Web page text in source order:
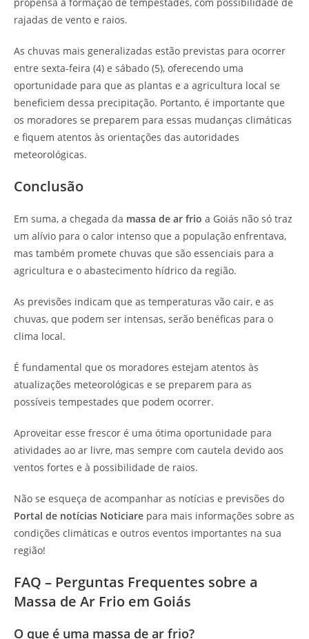
rajadas de vento e raios.
As chuvas mais generalizadas estão previstas para ocorrer
entre sexta-feira (4) e sábado (5), oferecendo uma
oportunidade para que as plantas e a agricultura local se
beneficiem dessa precipitação. Portanto, é importante que
os moradores se preparem para essas mudanças climáticas
e fiquem atentos às orientações das autoridades
meteorológicas.
Conclusão
Em suma, a chegada da massa de ar frio a Goiás não só traz
um alívio para o calor intenso que a população enfrentava,
mas também promete chuvas que são essenciais para a
agricultura e o abastecimento hídrico da região.
As previsões indicam que as temperaturas vão cair, e as
chuvas, que podem ser intensas, serão benéficas para o
clima local.
É fundamental que os moradores estejam atentos às
atualizações meteorológicas e se preparem para as
possíveis tempestades que podem ocorrer.
Aproveitar esse frescor é uma ótima oportunidade para
atividades ao ar livre, mas sempre com cautela devido aos
ventos fortes e à possibilidade de raios.
Não se esqueça de acompanhar as notícias e previsões do
Portal de notícias Noticiare para mais informações sobre as
condições climáticas e outros eventos importantes na sua
região!
FAQ – Perguntas Frequentes sobre a
Massa de Ar Frio em Goiás
O que é uma massa de ar frio?